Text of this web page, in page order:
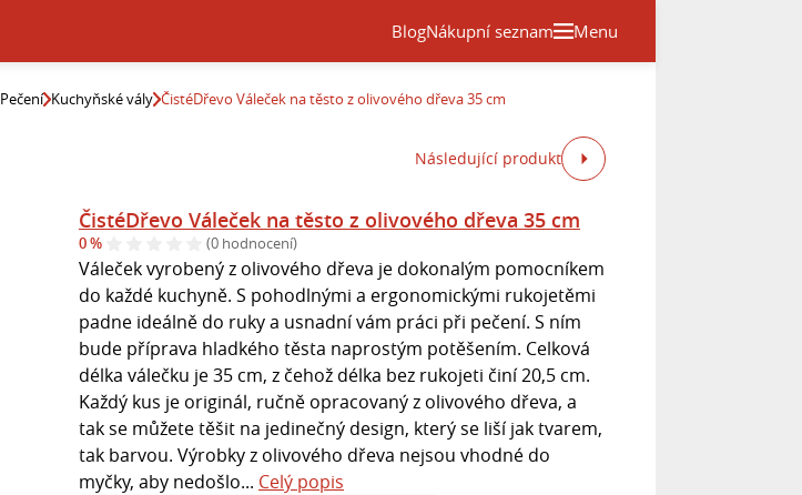
BlogNákupní seznam Menu
Pečení Kuchyňské vály ČistéDřevo Váleček na těsto z olivového dřeva 35 cm
Následující produkt
ČistéDřevo Váleček na těsto z olivového dřeva 35 cm
0 % (0 hodnocení)
Váleček vyrobený z olivového dřeva je dokonalým pomocníkem
do každé kuchyně. S pohodlnými a ergonomickými rukojetěmi
padne ideálně do ruky a usnadní vám práci při pečení. S ním
bude příprava hladkého těsta naprostým potěšením. Celková
délka válečku je 35 cm, z čehož délka bez rukojeti činí 20,5 cm.
Každý kus je originál, ručně opracovaný z olivového dřeva, a
tak se můžete těšit na jedinečný design, který se liší jak tvarem,
tak barvou. Výrobky z olivového dřeva nejsou vhodné do
myčky, aby nedošlo... Celý popis